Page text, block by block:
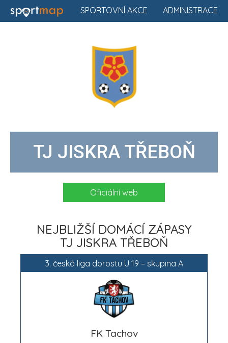
ADMINISTRACE
SPORTOVNÍ AKCE
TJ JISKRA TŘEBOŇ
Oficiální web
NEJBLIŽŠÍ DOMÁCÍ ZÁPASY
TJ JISKRA TŘEBOŇ
3. česká liga dorostu U 19 – skupina A
FK Tachov